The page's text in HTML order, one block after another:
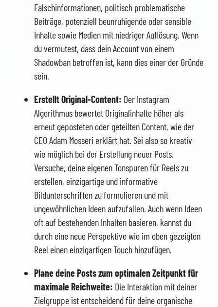
Falschinformationen, politisch problematische
Beiträge, potenziell beunruhigende oder sensible
Inhalte sowie Medien mit niedriger Auflösung. Wenn
du vermutest, dass dein Account von einem
Shadowban betroffen ist, kann dies einer der Gründe
sein.
Erstellt Original-Content: Der Instagram
Algorithmus bewertet Originalinhalte höher als
erneut geposteten oder geteilten Content, wie der
CEO Adam Mosseri erklärt hat. Sei also so kreativ
wie möglich bei der Erstellung neuer Posts.
Versuche, deine eigenen Tonspuren für Reels zu
erstellen, einzigartige und informative
Bildunterschriften zu formulieren und mit
ungewöhnlichen Ideen aufzufallen. Auch wenn Ideen
oft auf bestehenden Inhalten basieren, kannst du
durch eine neue Perspektive wie im oben gezeigten
Reel einen einzigartigen Touch hinzufügen.
Plane deine Posts zum optimalen Zeitpunkt für
maximale Reichweite: Die Interaktion mit deiner
Zielgruppe ist entscheidend für deine organische